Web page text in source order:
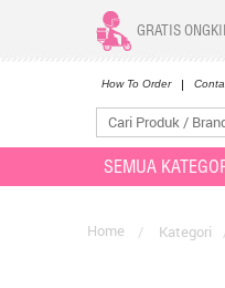
GRATIS
How To Order
SEMUA
Home / Kategori